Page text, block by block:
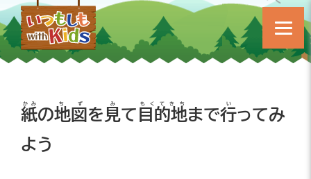
紙
かみ
の地図
ちず
を 見
み
て 目的地
もくてきち
まで行
い
ってみ
よう